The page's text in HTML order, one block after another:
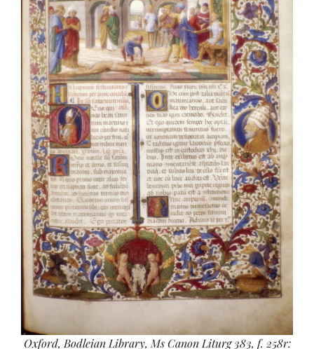
Oxford, Bodleian Library, Ms Canon Liturg 383, f. 258r: